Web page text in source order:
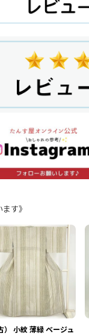
す》
） 小紋 薄緑 ベージュ